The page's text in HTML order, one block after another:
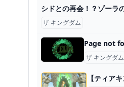
ザ キングダム
ザ キングダム